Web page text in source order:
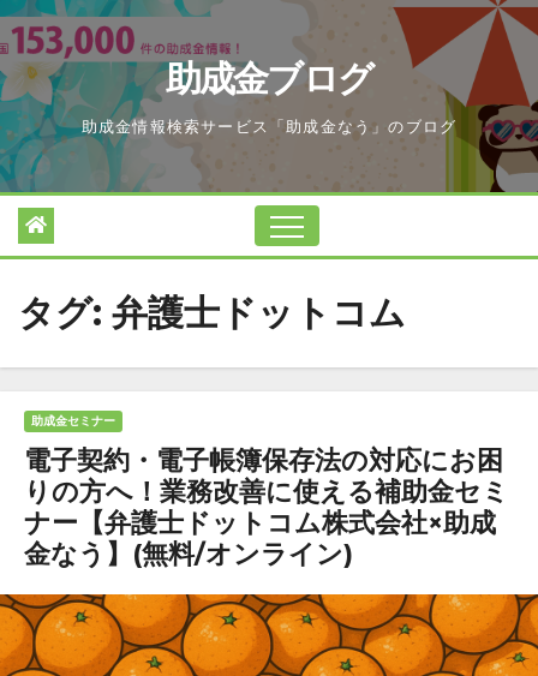
Skip
to
content
助成金ブログ
助成金情報検索サービス「助成金なう」のブログ
タグ: 弁護士ドットコム
助成金セミナー
電子契約・電子帳簿保存法の対応にお困
りの方へ！業務改善に使える補助金セミ
ナー【弁護士ドットコム株式会社×助成
金なう】(無料/オンライン)